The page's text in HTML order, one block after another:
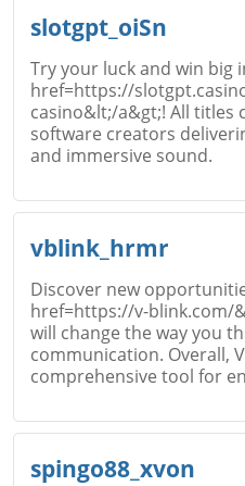
Коментар*
Email
Коментар*
slotgpt_oiSn
Try your luck and win big
href=https://
casino&lt;/a&gt;! All titles
software creators
and immersive sound.
Email
Коментар *
vblink_hrmr
Discover new
href=https://v-blink.com/
will change the way you
communication. Overall,
comprehensive tool for
spingo88_xvon